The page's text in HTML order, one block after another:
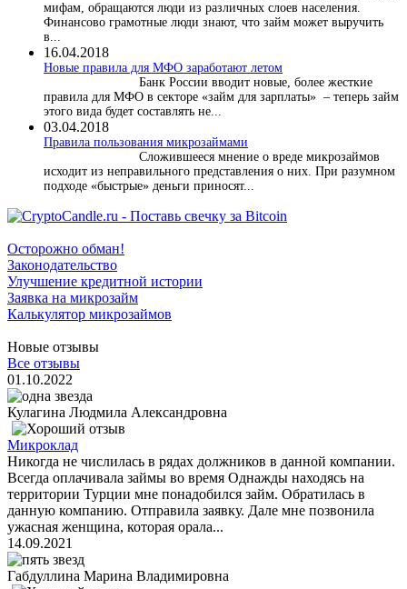
мифам, обращаются люди из различных слоев населения.
Финансово грамотные люди знают, что займ может выручить
в...
16.04.2018
Новые правила для МФО заработают летом
Банк России вводит новые, более жесткие
правила для МФО в секторе «займ для зарплаты» – теперь займ
этого вида будет составлять не...
03.04.2018
​Правила пользования микрозаймами
Сложившееся мнение о вреде микрозаймов
исходит из неправильного представления о них. При разумном
подходе «быстрые» деньги приносят...
Осторожно обман!
Законодательство
Улучшение кредитной истории
Заявка на микрозайм
Калькулятор микрозаймов
Новые отзывы
Все отзывы
01.10.2022
Кулагина Людмила Александровна
Микроклад
Никогда не числилась в рядах должников в данной компании.
Всегда оплачивала займы во время Однажды находясь на
территории Турции мне понадобился займ. Обратилась в
данную компанию. Отправила заявку. Дале мне позвонила
ужасная женщина, которая орала...
14.09.2021
Габдуллина Марина Владимировна